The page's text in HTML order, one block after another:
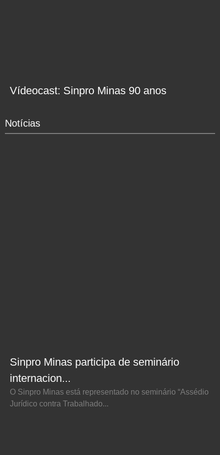
Vídeocast: Sinpro Minas 90 anos
Notícias
Sinpro Minas participa de seminário
internacion...
O Sinpro Minas está representado no seminário “Assédio
Jurídico contra Trabalhado...